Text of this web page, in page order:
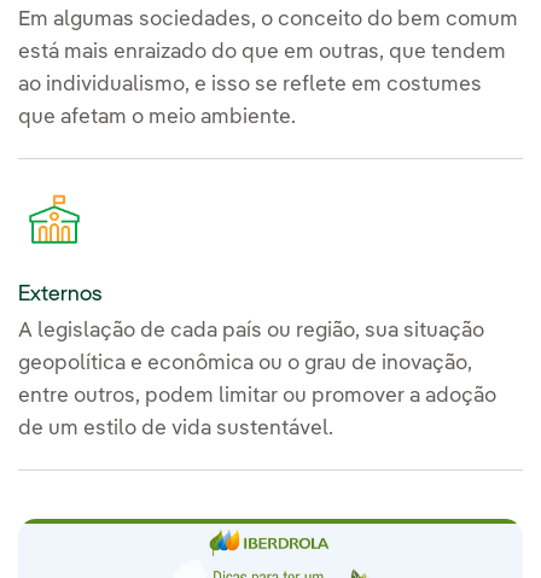
Em algumas sociedades, o conceito do bem comum
está mais enraizado do que em outras, que tendem
ao individualismo, e isso se reflete em costumes
que afetam o meio ambiente.
Externos
A legislação de cada país ou região, sua situação
geopolítica e econômica ou o grau de inovação,
entre outros, podem limitar ou promover a adoção
de um estilo de vida sustentável.